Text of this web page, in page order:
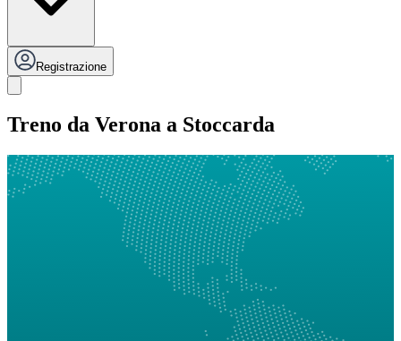
Registrazione
Treno da Verona a Stoccarda